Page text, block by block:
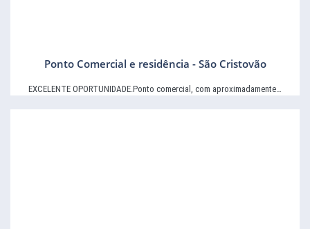
Ponto Comercial e residência - São Cristovão
EXCELENTE OPORTUNIDADE.Ponto comercial, com aproximadamente…